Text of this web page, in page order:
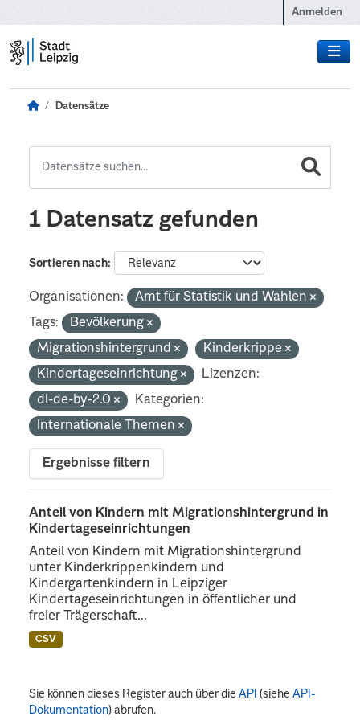
Anmelden
Datensätze
1 Datensatz gefunden
Sortieren nach
Organisationen:
Amt für Statistik und Wahlen
Tags:
Bevölkerung
Migrationshintergrund
Kinderkrippe
Kindertageseinrichtung
Lizenzen:
dl-de-by-2.0
Kategorien:
Internationale Themen
Ergebnisse filtern
Anteil von Kindern mit Migrationshintergrund in
Kindertageseinrichtungen
Anteil von Kindern mit Migrationshintergrund
unter Kinderkrippenkindern und
Kindergartenkindern in Leipziger
Kindertageseinrichtungen in öffentlicher und
freier Trägerschaft...
CSV
Sie können dieses Register auch über dieAPI (sieheAPI-
Dokumentation) abrufen.